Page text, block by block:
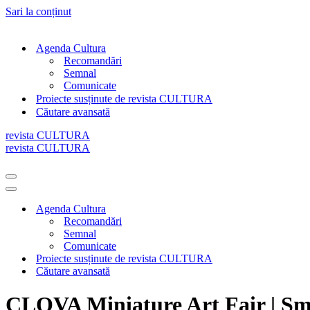
Sari la conținut
Agenda Cultura
Recomandări
Semnal
Comunicate
Proiecte susținute de revista CULTURA
Căutare avansată
revista CULTURA
revista CULTURA
Meniu
de
Meniu
navigareAgenda Cultura
Recomandări
Semnal
Comunicate
Proiecte susținute de revista CULTURA
Căutare avansată
CLOVA Miniature Art Fair |